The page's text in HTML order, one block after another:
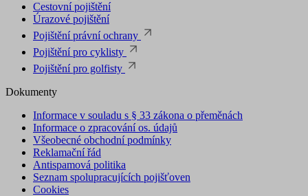
Cestovní pojištění
Úrazové pojištění
Pojištění právní ochrany
Pojištění pro cyklisty
Pojištění pro golfisty
Dokumenty
Informace v souladu s § 33 zákona o přeměnách
Informace o zpracování os. údajů
Všeobecné obchodní podmínky
Reklamační řád
Antispamová politika
Seznam spolupracujících pojišťoven
Cookies